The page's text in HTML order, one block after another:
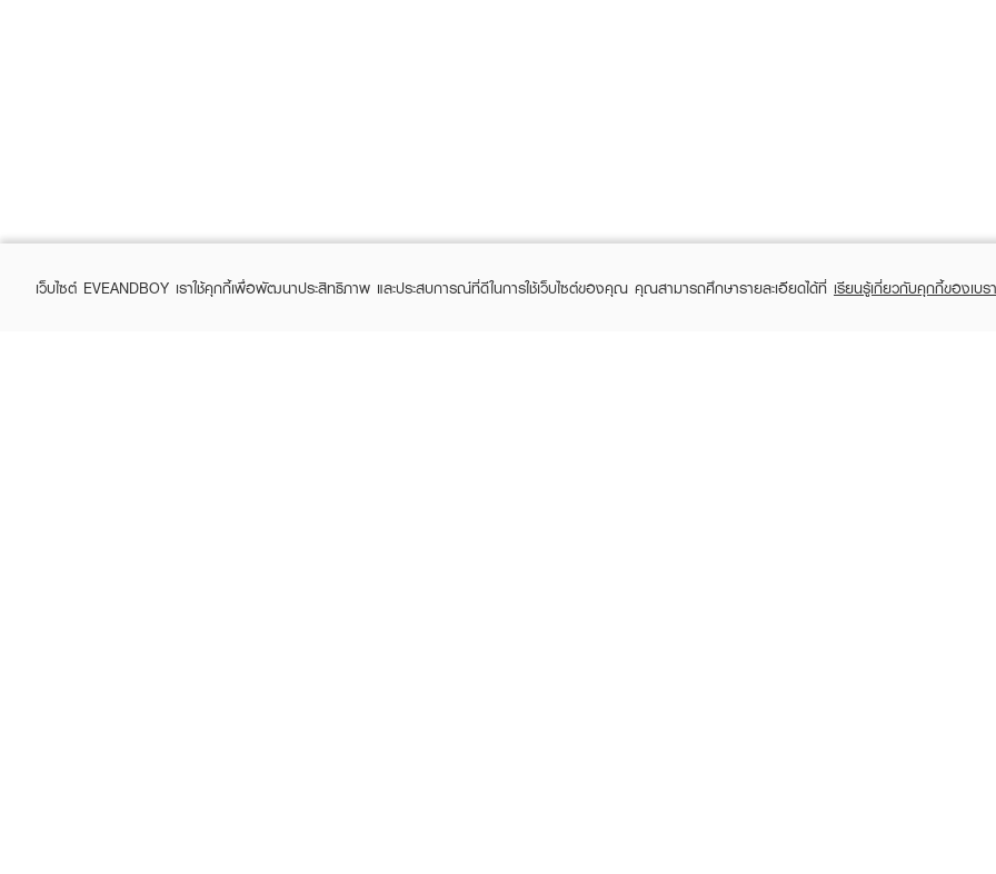
เว็บไซต์ EVEANDBOY เราใช้คุกกี้เพื่อพัฒนาประสิทธิภาพ และประสบการณ์ที่ดีในการใช้เว็บไซต์ของคุณ คุณสามารถศึกษารายละเอียดได้ที่ เรียนรู้เกี่ยวกับคุกกี้ของเบร